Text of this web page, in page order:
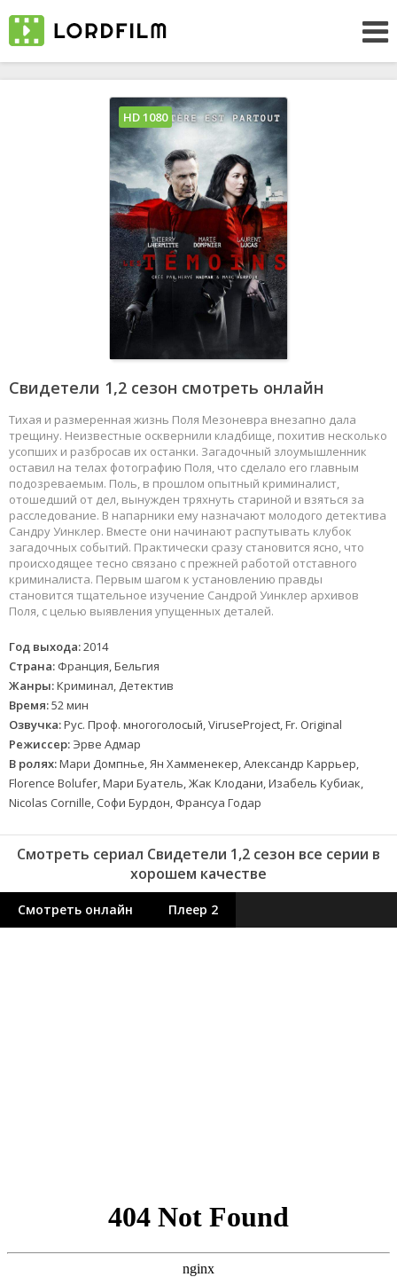
Свидетели 1,2 сезон смотреть онлайн
Тихая и размеренная жизнь Поля Мезоневра внезапно дала
трещину. Неизвестные осквернили кладбище, похитив несколько
усопших и разбросав их останки. Загадочный злоумышленник
оставил на телах фотографию Поля, что сделало его главным
подозреваемым. Поль, в прошлом опытный криминалист,
отошедший от дел, вынужден тряхнуть стариной и взяться за
расследование. В напарники ему назначают молодого детектива
Сандру Уинклер. Вместе они начинают распутывать клубок
загадочных событий. Практически сразу становится ясно, что
происходящее тесно связано с прежней работой отставного
криминалиста. Первым шагом к установлению правды
становится тщательное изучение Сандрой Уинклер архивов
Поля, с целью выявления упущенных деталей.
Год выхода:2014
Страна: Франция, Бельгия
Жанры:Криминал, Детектив
Время:52 мин
Озвучка:Рус. Проф. многоголосый, ViruseProject, Fr. Original
Режиссер: Эрве Адмар
В ролях:Мари Домпнье, Ян Хамменекер, Александр Каррьер,
Florence Bolufer, Мари Буатель, Жак Клодани, Изабель Кубиак,
Nicolas Cornille, Софи Бурдон, Франсуа Годар
HD 1080
Смотреть сериал Свидетели 1,2 сезон все серии в
хорошем качестве
Смотреть онлайн Плеер 2